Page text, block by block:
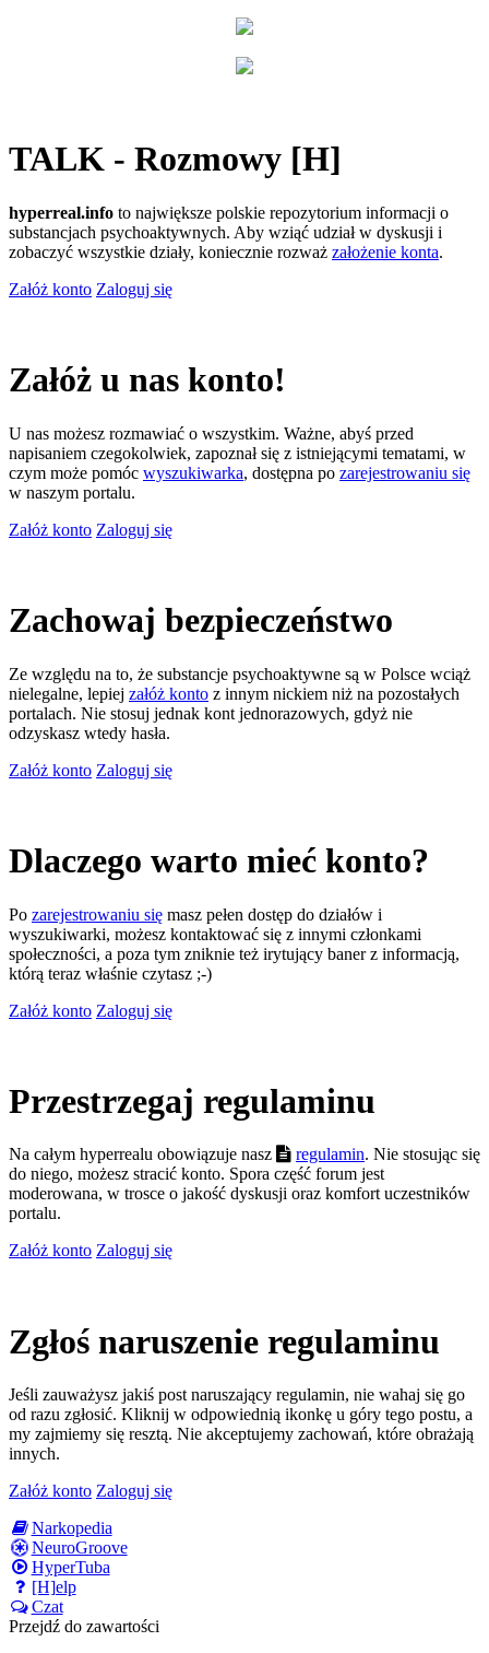
TALK - Rozmowy [H]
hyperreal.info to największe polskie repozytorium informacji o
substancjach psychoaktywnych. Aby wziąć udział w dyskusji i
zobaczyć wszystkie działy, koniecznie rozważ założenie konta.
Załóż konto Zaloguj się
Załóż u nas konto!
U nas możesz rozmawiać o wszystkim. Ważne, abyś przed
napisaniem czegokolwiek, zapoznał się z istniejącymi tematami, w
czym może pomóc wyszukiwarka, dostępna po zarejestrowaniu się
w naszym portalu.
Załóż konto Zaloguj się
Zachowaj bezpieczeństwo
Ze względu na to, że substancje psychoaktywne są w Polsce wciąż
nielegalne, lepiej załóż konto z innym nickiem niż na pozostałych
portalach. Nie stosuj jednak kont jednorazowych, gdyż nie
odzyskasz wtedy hasła.
Załóż konto Zaloguj się
Dlaczego warto mieć konto?
Po zarejestrowaniu się masz pełen dostęp do działów i
wyszukiwarki, możesz kontaktować się z innymi członkami
społeczności, a poza tym zniknie też irytujący baner z informacją,
którą teraz właśnie czytasz ;-)
Załóż konto Zaloguj się
Przestrzegaj regulaminu
Na całym hyperrealu obowiązuje nasz regulamin. Nie stosując się
do niego, możesz stracić konto. Spora część forum jest
moderowana, w trosce o jakość dyskusji oraz komfort uczestników
portalu.
Załóż konto Zaloguj się
Zgłoś naruszenie regulaminu
Jeśli zauważysz jakiś post naruszający regulamin, nie wahaj się go
od razu zgłosić. Kliknij w odpowiednią ikonkę u góry tego postu, a
my zajmiemy się resztą. Nie akceptujemy zachowań, które obrażają
innych.
Załóż konto Zaloguj się
Narkopedia
NeuroGroove
HyperTuba
[H]elp
Czat
Przejdź do zawartości